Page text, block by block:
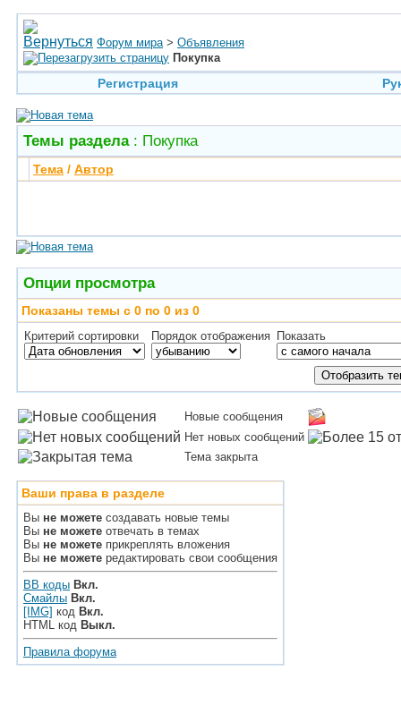
Форум мира > Объявления
Покупка
Регистрация
Темы раздела: Покупка
Тема / Автор
Опции просмотра
Показаны темы с 0 по 0 из 0
Критерий сортировки Порядок отображения Показать
Новые сообщения
Нет новых сообщений
Тема закрыта
Ваши права в разделе
Вы не можете создавать новые темы
Вы не можете отвечать в темах
Вы не можете прикреплять вложения
Вы не можете редактировать свои сообщения
BB коды Вкл.
Смайлы Вкл.
[IMG] код Вкл.
HTML код Выкл.
Правила форума